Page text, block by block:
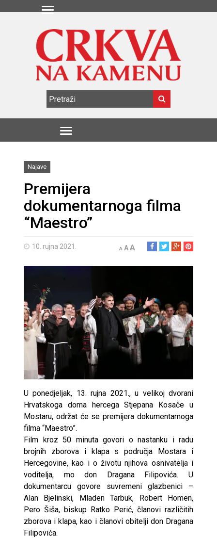
Najave
Premijera
dokumentarnoga filma
“Maestro”
10. rujna 2021. A AA
U ponedjeljak, 13. rujna 2021., u velikoj dvorani
Hrvatskoga doma hercega Stjepana Kosače u
Mostaru, održat će se premijera dokumentarnoga
filma “Maestro”.
Film kroz 50 minuta govori o nastanku i radu
brojnih zborova i klapa s područja Mostara i
Hercegovine, kao i o životu njihova osnivatelja i
voditelja, mo don Dragana Filipovića. U
dokumentarcu govore suvremeni glazbenici –
Alan Bjelinski, Mladen Tarbuk, Robert Homen,
Pero Šiša, biskup Ratko Perić, članovi različitih
zborova i klapa, kao i članovi obitelji don Dragana
Filipovića.